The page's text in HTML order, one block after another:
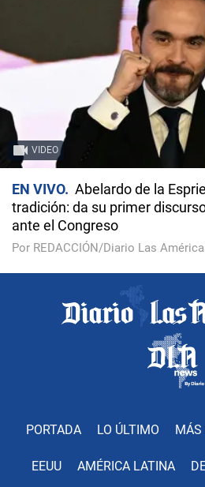
VIDEO
EN VIVO
Abelardo de la
tradición: da su primer
ante el Congreso
Por REDACCIÓN/Diario Las
PORTADA LO ÚLTIMO MÁS
EEUU AMÉRICA LATINA